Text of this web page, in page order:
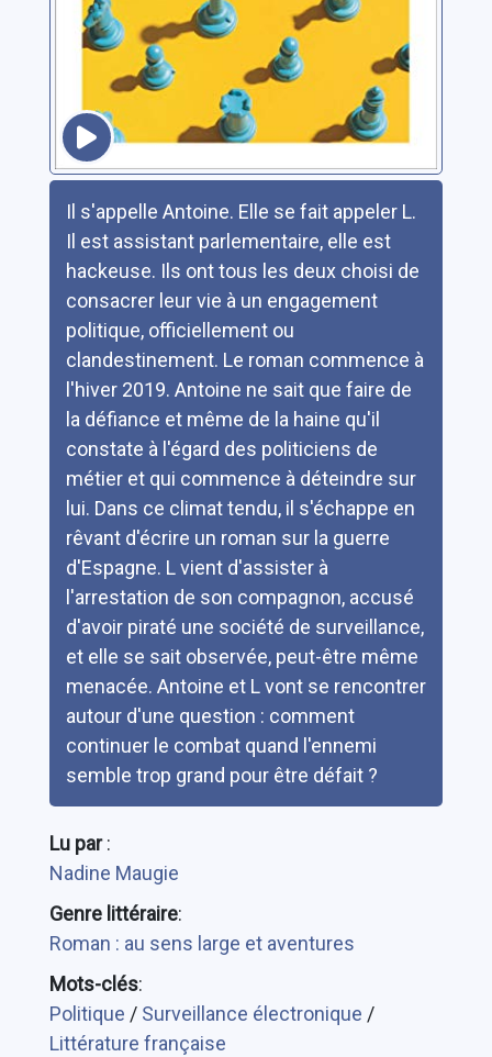
Il s'appelle Antoine. Elle se fait appeler L.
Il est assistant parlementaire, elle est
hackeuse. Ils ont tous les deux choisi de
consacrer leur vie à un engagement
politique, officiellement ou
clandestinement. Le roman commence à
l'hiver 2019. Antoine ne sait que faire de
la défiance et même de la haine qu'il
constate à l'égard des politiciens de
métier et qui commence à déteindre sur
lui. Dans ce climat tendu, il s'échappe en
rêvant d'écrire un roman sur la guerre
d'Espagne. L vient d'assister à
l'arrestation de son compagnon, accusé
d'avoir piraté une société de surveillance,
et elle se sait observée, peut-être même
menacée. Antoine et L vont se rencontrer
autour d'une question : comment
continuer le combat quand l'ennemi
semble trop grand pour être défait ?
Lu par:
Nadine Maugie
Genre littéraire:
Roman : au sens large et aventures
Mots-clés:
Politique / Surveillance électronique /
Littérature française